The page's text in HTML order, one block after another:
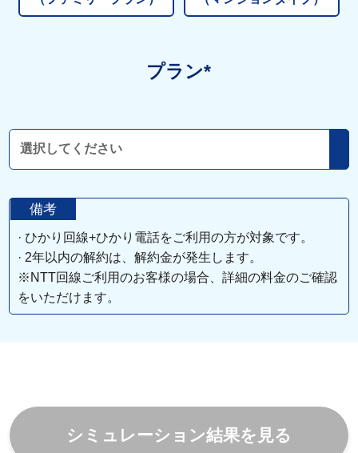
プラン*
備考
· ひかり回線+ひかり電話をご利用の方が対象です。
· 2年以内の解約は、解約金が発生します。
※NTT回線ご利用のお客様の場合、詳細の料金のご確認
をいただけます。
シミュレーション結果を見る